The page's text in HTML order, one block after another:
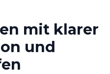
mit klarer
und